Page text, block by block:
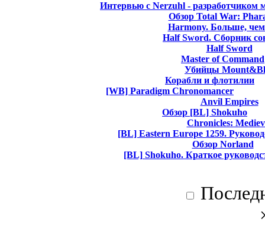
Интервью с Nerzuhl - разработчиком
Обзор Total War:
Harmony. Больше,
Half Sword. Сборник
Half Sword
Master of Command
Убийцы
Корабли и флотилии
[WB] Paradigm Chronomancer
Anvil Empires
Обзор [BL] Shokuho
Chronicles:
[BL] Eastern Europe 1259.
Обзор Norland
[BL] Shokuho. Краткое